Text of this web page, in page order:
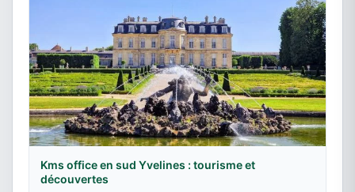
Kms office en sud Yvelines : tourisme et
découvertes